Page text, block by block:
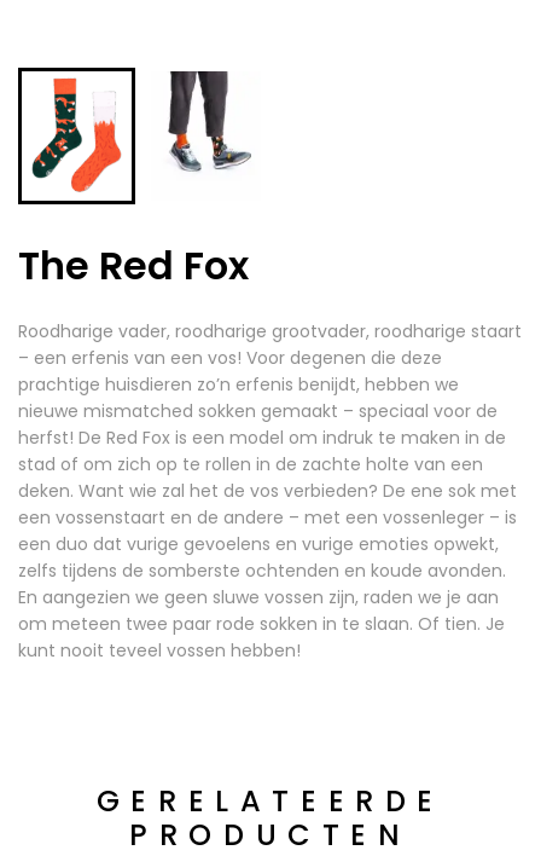
The Red Fox
Roodharige vader, roodharige grootvader, roodharige staart
– een erfenis van een vos! Voor degenen die deze
prachtige huisdieren zo’n erfenis benijdt, hebben we
nieuwe mismatched sokken gemaakt – speciaal voor de
herfst! De Red Fox is een model om indruk te maken in de
stad of om zich op te rollen in de zachte holte van een
deken. Want wie zal het de vos verbieden? De ene sok met
een vossenstaart en de andere – met een vossenleger – is
een duo dat vurige gevoelens en vurige emoties opwekt,
zelfs tijdens de somberste ochtenden en koude avonden.
En aangezien we geen sluwe vossen zijn, raden we je aan
om meteen twee paar rode sokken in te slaan. Of tien. Je
kunt nooit teveel vossen hebben!
GERELATEERDE
PRODUCTEN